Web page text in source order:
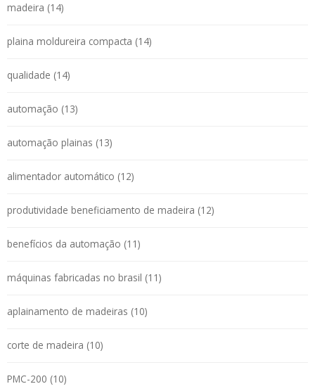
madeira (14)
plaina moldureira compacta (14)
qualidade (14)
automação (13)
automação plainas (13)
alimentador automático (12)
produtividade beneficiamento de madeira (12)
benefícios da automação (11)
máquinas fabricadas no brasil (11)
aplainamento de madeiras (10)
corte de madeira (10)
PMC-200 (10)